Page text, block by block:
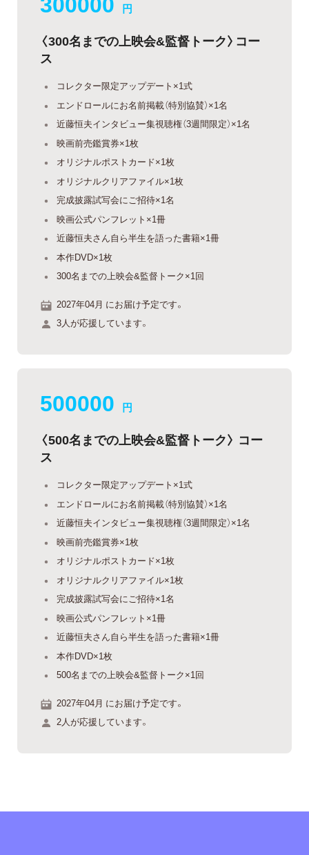
円
〈300名までの上映会&監督トーク〉コー
ス
コレクター限定アップデート×1式
エンドロールにお名前掲載（特別協賛）×1名
近藤恒夫インタビュー集視聴権（3週間限定）×1名
映画前売鑑賞券×1枚
オリジナルポストカード×1枚
オリジナルクリアファイル×1枚
完成披露試写会にご招待×1名
映画公式パンフレット×1冊
近藤恒夫さん自ら半生を語った書籍×1冊
本作DVD×1枚
300名までの上映会&監督トーク×1回
2027年04月 にお届け予定です。
3人が応援しています。
500000 円
〈500名までの上映会&監督トーク〉 コー
ス
コレクター限定アップデート×1式
エンドロールにお名前掲載（特別協賛）×1名
近藤恒夫インタビュー集視聴権（3週間限定）×1名
映画前売鑑賞券×1枚
オリジナルポストカード×1枚
オリジナルクリアファイル×1枚
完成披露試写会にご招待×1名
映画公式パンフレット×1冊
近藤恒夫さん自ら半生を語った書籍×1冊
本作DVD×1枚
500名までの上映会&監督トーク×1回
2027年04月 にお届け予定です。
2人が応援しています。